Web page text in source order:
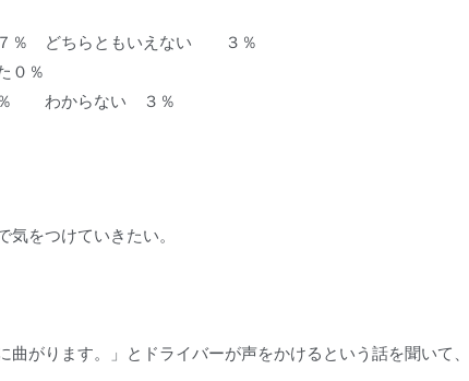
９７％ どちらともいえない ３％
％
％ わからない ３％
気をつけていきたい。
曲がります。」とドライバーが声をかけるという話を聞いて、